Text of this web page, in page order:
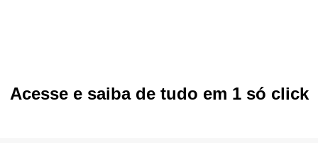
Acesse e saiba de tudo em 1 só click